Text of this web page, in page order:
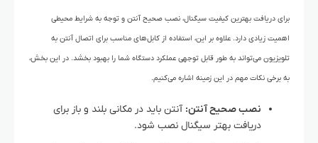
برای دریافت بهترین کیفیت سیگنال، نصب صحیح آنتن و توجه به شرایط محیطی
اهمیت زیادی دارد. علاوه بر این، استفاده از کابل‌های مناسب برای اتصال آنتن به
تلویزیون می‌تواند به طور قابل توجهی عملکرد دستگاه شما را بهبود بخشد. در این بخش،
به برخی نکات مهم در این زمینه اشاره می‌کنیم.
نصب صحیح آنتن: آنتن باید در مکانی بلند و باز برای
دریافت بهتر سیگنال نصب شود.